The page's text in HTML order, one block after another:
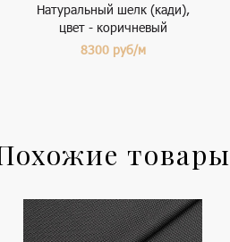
Натуральный шелк (кади),
цвет - коричневый
8300 руб/м
товары